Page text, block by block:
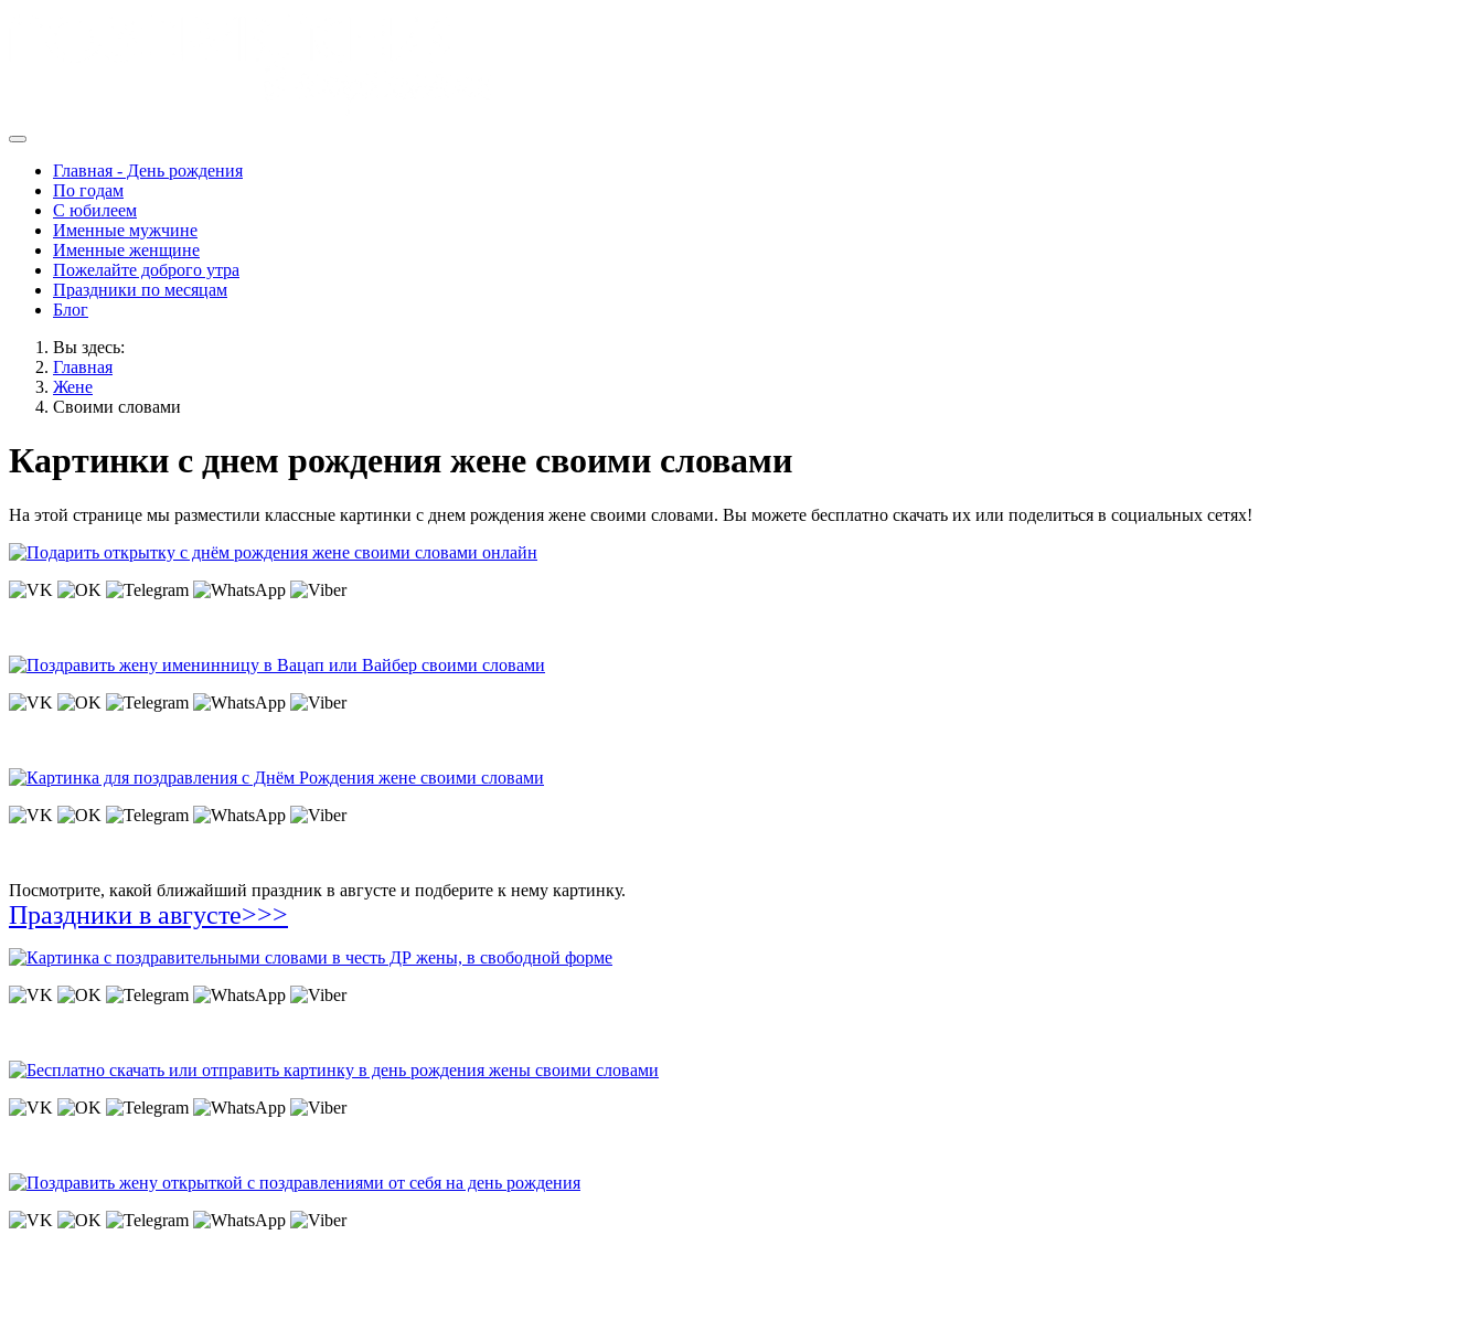
Главная - День рождения
По годам
С юбилеем
Именные мужчине
Именные женщине
Пожелайте доброго утра
Праздники по месяцам
Блог
Вы здесь:
Главная
Жене
Своими словами
Картинки с днем рождения жене своими словами
На этой странице мы разместили классные картинки с днем рождения жене своими словами. Вы можете бесплатно скачать их или поделиться в социальных сетях!
Посмотрите, какой ближайший праздник в августе и подберите к нему картинку.
Праздники в августе>>>